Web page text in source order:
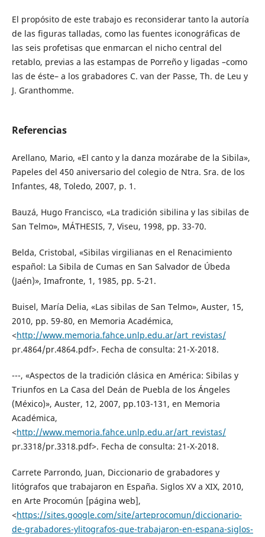
El propósito de este trabajo es reconsiderar tanto la autoría
de las figuras talladas, como las fuentes iconográficas de
las seis profetisas que enmarcan el nicho central del
retablo, previas a las estampas de Porreño y ligadas –como
las de éste– a los grabadores C. van der Passe, Th. de Leu y
J. Granthomme.
Referencias
Arellano, Mario, «El canto y la danza mozárabe de la Sibila»,
Papeles del 450 aniversario del colegio de Ntra. Sra. de los
Infantes, 48, Toledo, 2007, p. 1.
Bauzá, Hugo Francisco, «La tradición sibilina y las sibilas de
San Telmo», MÁTHESIS, 7, Viseu, 1998, pp. 33-70.
Belda, Cristobal, «Sibilas virgilianas en el Renacimiento
español: La Sibila de Cumas en San Salvador de Úbeda
(Jaén)», Imafronte, 1, 1985, pp. 5-21.
Buisel, María Delia, «Las sibilas de San Telmo», Auster, 15,
2010, pp. 59-80, en Memoria Académica,
˂http://www.memoria.fahce.unlp.edu.ar/art_revistas/
pr.4864/pr.4864.pdf˃. Fecha de consulta: 21-X-2018.
---, «Aspectos de la tradición clásica en América: Sibilas y
Triunfos en La Casa del Deán de Puebla de los Ángeles
(México)», Auster, 12, 2007, pp.103-131, en Memoria
Académica,
˂http://www.memoria.fahce.unlp.edu.ar/art_revistas/
pr.3318/pr.3318.pdf˃. Fecha de consulta: 21-X-2018.
Carrete Parrondo, Juan, Diccionario de grabadores y
litógrafos que trabajaron en España. Siglos XV a XIX, 2010,
en Arte Procomún [página web],
˂https://sites.google.com/site/arteprocomun/diccionario-
de-grabadores-ylitografos-que-trabajaron-en-espana-siglos-